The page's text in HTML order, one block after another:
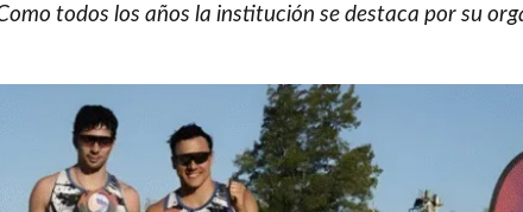
todos los años la institución se destaca por su